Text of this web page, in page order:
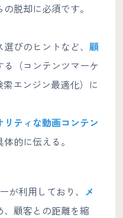
脱却に必須です。
びのヒントなど、 顧
る（コンテンツマーケ
エンジン最適化）に
リティな動画コンテン
的に伝える。
が利用しており、 メ
、顧客との距離を縮